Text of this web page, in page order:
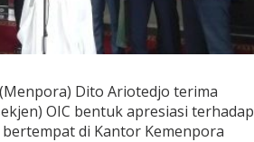
Dito Ariotedjo terima
OIC bentuk apresiasi terhadap
di Kantor Kemenpora